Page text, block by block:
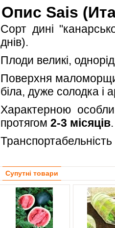
Опис Sais
Сорт дині
днів).
Плоди великі,
Поверхня
біла, дуже солодка і
Характерною
протягом 2-3 місяців.
Транспортабельність
Супутні товари